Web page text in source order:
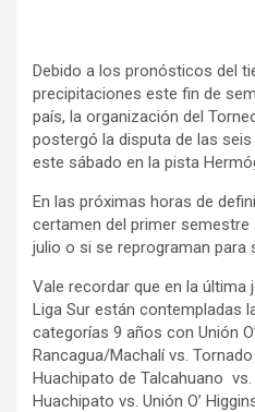
Debido a los pronósticos del
precipitaciones este fin de
país, la organización del
postergó la disputa de las
este sábado en la pista
En las próximas horas de
certamen del primer semestre
julio o si se reprograman para
Vale recordar que en la última
Liga Sur están contempladas
categorías 9 años con Unión
Rancagua/Machalí vs.
Huachipato de Talcahuano vs.
Huachipato vs. Unión O’